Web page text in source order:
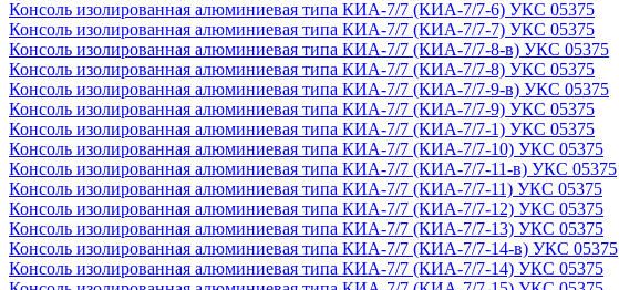
Консоль изолированная алюминиевая типа КИА-7/7 (КИА-7/7-6) УКС 05375
Консоль изолированная алюминиевая типа КИА-7/7 (КИА-7/7-7) УКС 05375
Консоль изолированная алюминиевая типа КИА-7/7 (КИА-7/7-8-в) УКС 05375
Консоль изолированная алюминиевая типа КИА-7/7 (КИА-7/7-8) УКС 05375
Консоль изолированная алюминиевая типа КИА-7/7 (КИА-7/7-9-в) УКС 05375
Консоль изолированная алюминиевая типа КИА-7/7 (КИА-7/7-9) УКС 05375
Консоль изолированная алюминиевая типа КИА-7/7 (КИА-7/7-1) УКС 05375
Консоль изолированная алюминиевая типа КИА-7/7 (КИА-7/7-10) УКС 05375
Консоль изолированная алюминиевая типа КИА-7/7 (КИА-7/7-11-в) УКС 05375
Консоль изолированная алюминиевая типа КИА-7/7 (КИА-7/7-11) УКС 05375
Консоль изолированная алюминиевая типа КИА-7/7 (КИА-7/7-12) УКС 05375
Консоль изолированная алюминиевая типа КИА-7/7 (КИА-7/7-13) УКС 05375
Консоль изолированная алюминиевая типа КИА-7/7 (КИА-7/7-14-в) УКС 05375
Консоль изолированная алюминиевая типа КИА-7/7 (КИА-7/7-14) УКС 05375